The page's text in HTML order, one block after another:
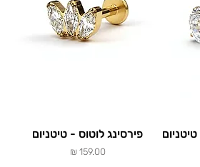
פירסינג לוטוס - טיטניום
מחיר